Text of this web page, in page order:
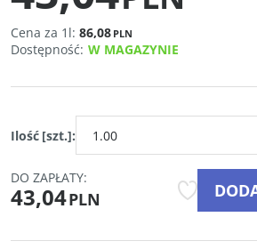
Cena za 1l: 86,08 PLN
Dostępność: W MAGAZYNIE
Ilość [szt.]:
DO ZAPŁATY:
43,04PLN